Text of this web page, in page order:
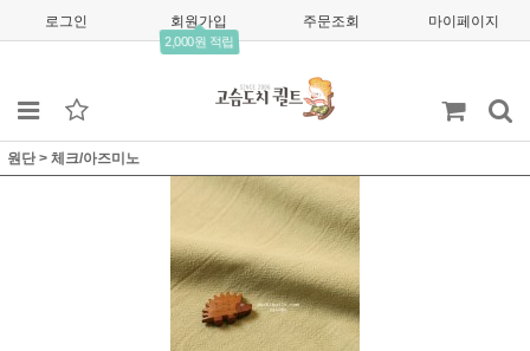
로그인 회원가입
2,000원 적립
주문조회 마이페이지
원단 > 체크/아즈미노